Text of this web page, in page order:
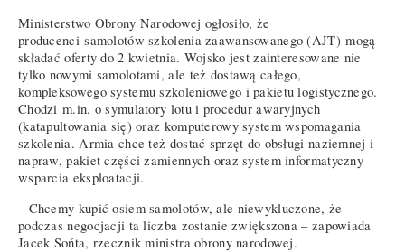
Ministerstwo Obrony Narodowej ogłosiło, że
producenci samolotów szkolenia zaawansowanego (AJT) mogą
składać oferty do 2 kwietnia. Wojsko jest zainteresowane nie
tylko nowymi samolotami, ale też dostawą całego,
kompleksowego systemu szkoleniowego i pakietu logistycznego.
Chodzi m.in. o symulatory lotu i procedur awaryjnych
(katapultowania się) oraz komputerowy system wspomagania
szkolenia. Armia chce też dostać sprzęt do obsługi naziemnej i
napraw, pakiet części zamiennych oraz system informatyczny
wsparcia eksploatacji.
– Chcemy kupić osiem samolotów, ale niewykluczone, że
podczas negocjacji ta liczba zostanie zwiększona – zapowiada
Jacek Sońta, rzecznik ministra obrony narodowej.